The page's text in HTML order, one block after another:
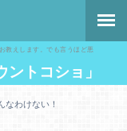
教えします。でも言うほど悪
トコショ」
なわけない！